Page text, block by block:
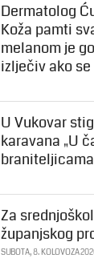
Dermatolog
Koža pamti
melanom je
izlječiv ako
U Vukovar
karavana „U
Za
županjskog
SUBOTA, 8. KOLOVOZA